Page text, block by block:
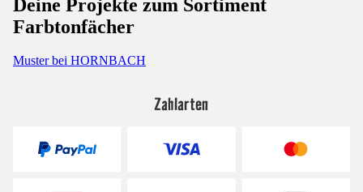
Deine Projekte zum Sortiment
Farbtonfächer
Muster bei HORNBACH
Zahlarten